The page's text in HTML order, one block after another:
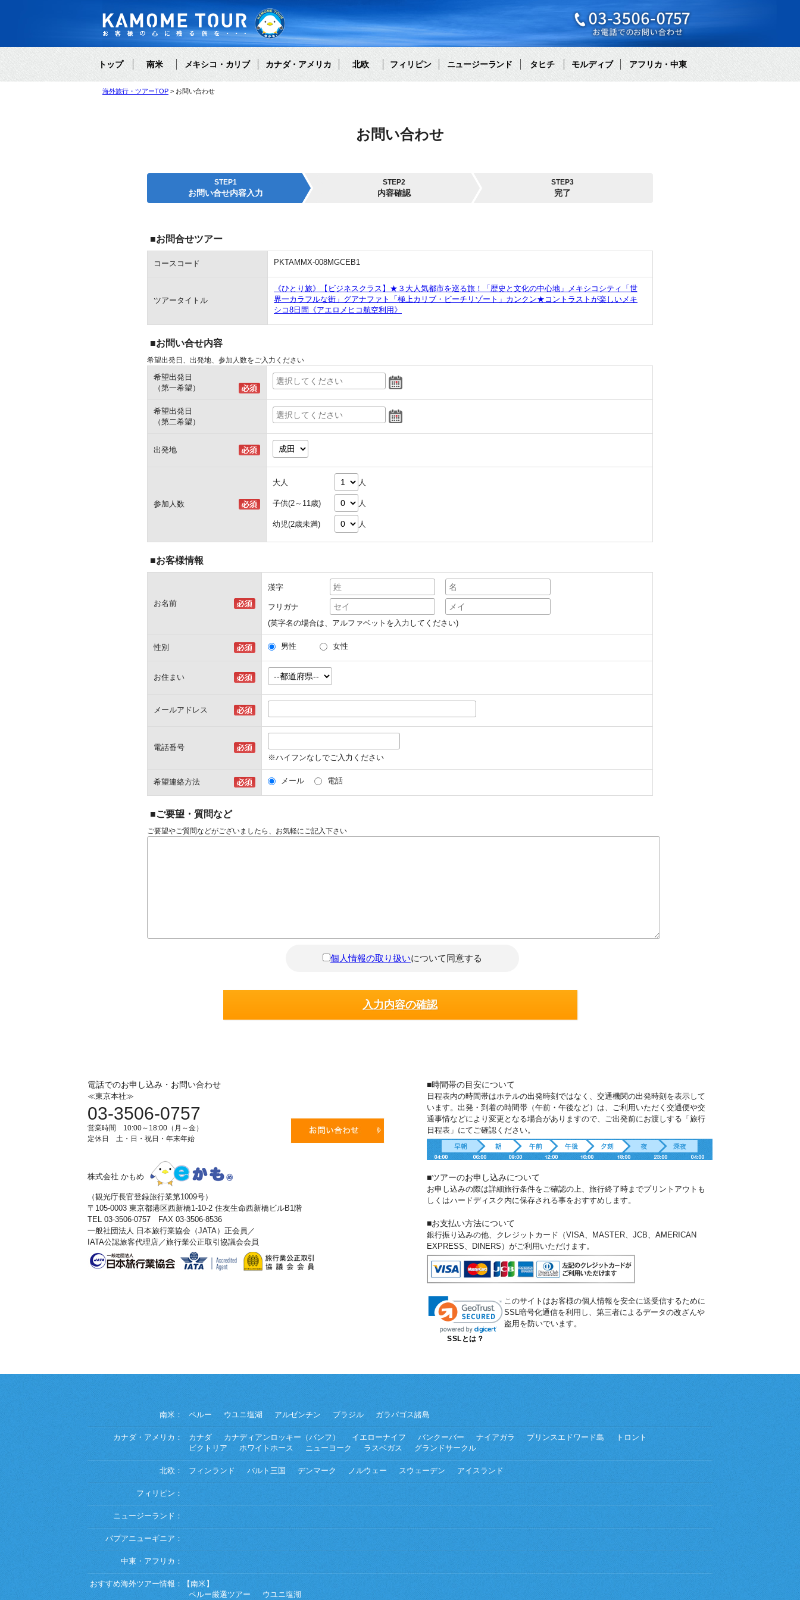
トップ 南米 メキシコ・カリブ カナダ・アメリカ 北欧 フィリピン ニュージーランド タヒチ モルディブ アフリカ・中東
海外旅行・ツアーTOP お問い合わせ
お問い合わせ
STEP1
お問い合せ内容入力
STEP2
内容確認
STEP3
完了
■お問合せツアー
コースコード PKTAMMX-008MGCEB1
ツアータイトル
《ひとり旅》【ビジネスクラス】★３大人気都市を巡る旅！「歴史と文化の中心地」メキシコシティ「世
界一カラフルな街」グアナファト「極上カリブ・ビーチリゾート」カンクン★コントラストが楽しいメキ
シコ8日間《アエロメヒコ航空利用》
■お問い合せ内容
希望出発日、出発地、参加人数をご入力ください
希望出発日
（第一希望）
希望出発日
（第二希望）
出発地
参加人数
大人 人
子供(2～11歳) 人
幼児(2歳未満) 人
■お客様情報
お名前
漢字
フリガナ
(英字名の場合は、アルファベットを入力してください)
性別 男性 女性
お住まい
メールアドレス
電話番号
※ハイフンなしでご入力ください
希望連絡方法 メール 電話
■ご要望・質問など
ご要望やご質問などがございましたら、お気軽にご記入下さい
個人情報の取り扱いについて同意する
電話でのお申し込み・お問い合わせ
≪東京本社≫
03-3506-0757
営業時間 10:00～18:00（月～金）
定休日 土・日・祝日・年末年始
株式会社 かもめ
（観光庁長官登録旅行業第1009号）
〒105-0003 東京都港区西新橋1-10-2 住友生命西新橋ビルB1階
TEL 03-3506-0757 FAX 03-3506-8536
一般社団法人 日本旅行業協会（JATA）正会員／
IATA公認旅客代理店／旅行業公正取引協議会会員
■時間帯の目安について
日程表内の時間帯はホテルの出発時刻ではなく、交通機関の出発時刻を表示して
います。出発・到着の時間帯（午前・午後など）は、ご利用いただく交通便や交
通事情などにより変更となる場合がありますので、ご出発前にお渡しする「旅行
日程表」にてご確認ください。
■ツアーのお申し込みについて
お申し込みの際は詳細旅行条件をご確認の上、旅行終了時までプリントアウトも
しくはハードディスク内に保存される事をおすすめします。
■お支払い方法について
銀行振り込みの他、クレジットカード（VISA、MASTER、JCB、AMERICAN
EXPRESS、DINERS）がご利用いただけます。
SSLとは？
このサイトはお客様の個人情報を安全に送受信するために
SSL暗号化通信を利用し、第三者によるデータの改ざんや
盗用を防いでいます。
南米： ペルー ウユニ塩湖 アルゼンチン ブラジル ガラパゴス諸島
カナダ・アメリカ： カナダ カナディアンロッキー（バンフ） イエローナイフ バンクーバー ナイアガラ プリンスエドワード島
トロント
ビクトリア
ホワイトホース ニューヨーク ラスベガス グランドサークル
北欧： フィンランド バルト三国 デンマーク ノルウェー スウェーデン アイスランド
フィリピン：
ニュージーランド：
パプアニューギニア：
中東・アフリカ：
おすすめ海外ツアー情報：
【南米】
ペルー厳選ツアー
ウユニ塩湖